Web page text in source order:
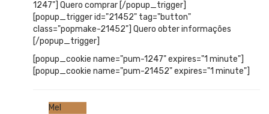
1247"] Quero comprar [/popup_trigger]
[popup_trigger id="21452" tag="button"
class="popmake-21452"] Quero obter informações
[/popup_trigger]
[popup_cookie name="pum-1247" expires="1 minute"]
[popup_cookie name="pum-21452" expires="1 minute"]
Mel